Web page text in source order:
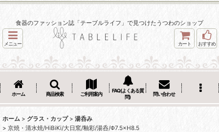
食器のファッション誌「テーブルライフ」で見つけたうつわのショップ
メニュー カート おすすめ
ホーム 商品検索 ご利用案内
FAQ(よくある質
問)
問い合わせ
ホーム > グラス・カップ > 湯呑み
> 京焼・清水焼/HiBiKi/大日窯/釉彩/湯呑/Φ7.5×H8.5